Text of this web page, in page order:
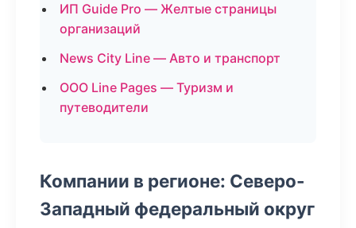
ИП Guide Pro — Желтые страницы
организаций
News City Line — Авто и транспорт
ООО Line Pages — Туризм и
путеводители
Компании в регионе: Северо-
Западный федеральный округ